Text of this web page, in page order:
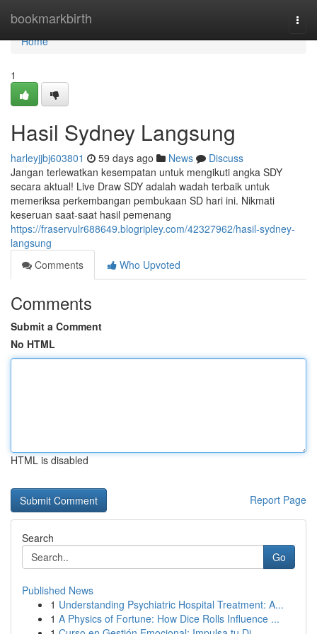
bookmarkbirth
Home
Home
1
Hasil Sydney Langsung
harleyjjbj603801 59 days ago News
Discuss
Jangan terlewatkan kesempatan untuk mengikuti angka SDY
secara aktual! Live Draw SDY adalah wadah terbaik untuk
memeriksa perkembangan pembukaan SD hari ini. Nikmati
keseruan saat-saat hasil pemenang
https://fraservulr688649.blogripley.com/42327962/hasil-sydney-
langsung
Comments
Who Upvoted
Comments
Submit a Comment
No HTML
HTML is disabled
Report Page
Search
Go
Published News
1 Understanding Psychiatric Hospital Treatment: A...
1 A Physics of Fortune: How Dice Rolls Influence ...